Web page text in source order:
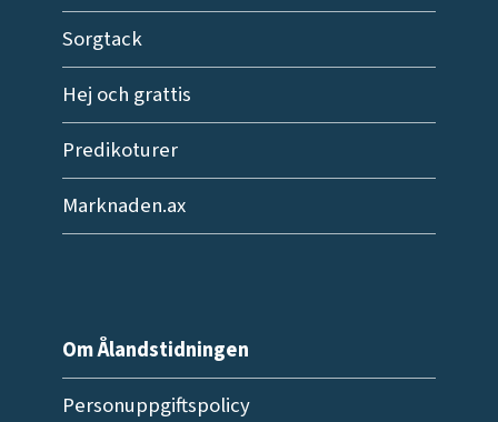
Sorgtack
Hej och grattis
Predikoturer
Marknaden.ax
Om Ålandstidningen
Personuppgiftspolicy